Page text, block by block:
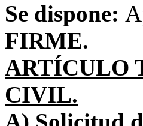
Se dispone:
FIRME.
ARTÍCULO
CIVIL.